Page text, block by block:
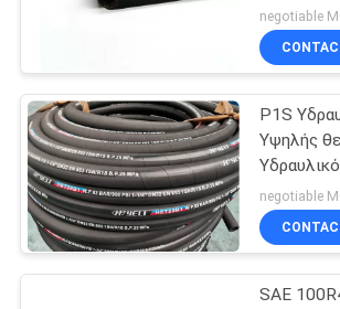
SITEMAP
PRIVACY
POLICYΒιομηχανικός
σωλήνας
από
βενζίνης
negotiable
Ρ1S
Υψηλής
negotiable
SAE